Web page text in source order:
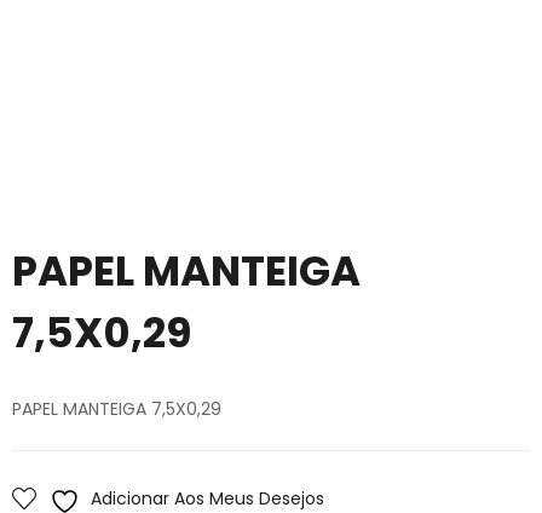
PAPEL MANTEIGA
7,5X0,29
PAPEL MANTEIGA 7,5X0,29
Adicionar Aos Meus Desejos